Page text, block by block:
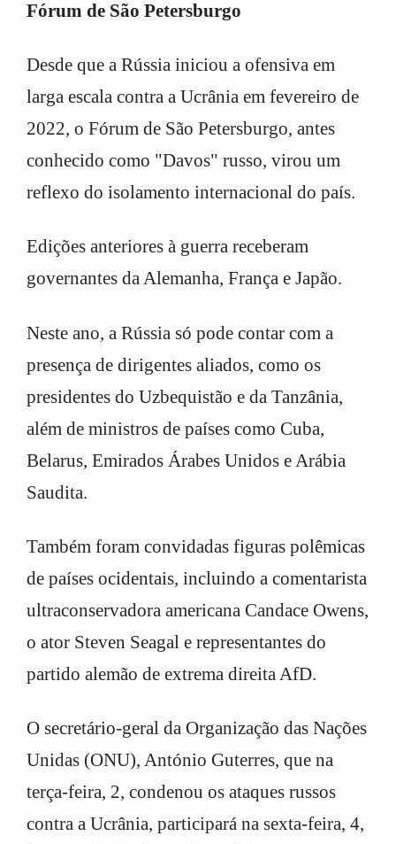
Fórum de São Petersburgo
Desde que a Rússia iniciou a ofensiva em
larga escala contra a Ucrânia em fevereiro de
2022, o Fórum de São Petersburgo, antes
conhecido como "Davos" russo, virou um
reflexo do isolamento internacional do país.
Edições anteriores à guerra receberam
governantes da Alemanha, França e Japão.
Neste ano, a Rússia só pode contar com a
presença de dirigentes aliados, como os
presidentes do Uzbequistão e da Tanzânia,
além de ministros de países como Cuba,
Belarus, Emirados Árabes Unidos e Arábia
Saudita.
Também foram convidadas figuras polêmicas
de países ocidentais, incluindo a comentarista
ultraconservadora americana Candace Owens,
o ator Steven Seagal e representantes do
partido alemão de extrema direita AfD.
O secretário-geral da Organização das Nações
Unidas (ONU), António Guterres, que na
terça-feira, 2, condenou os ataques russos
contra a Ucrânia, participará na sexta-feira, 4,